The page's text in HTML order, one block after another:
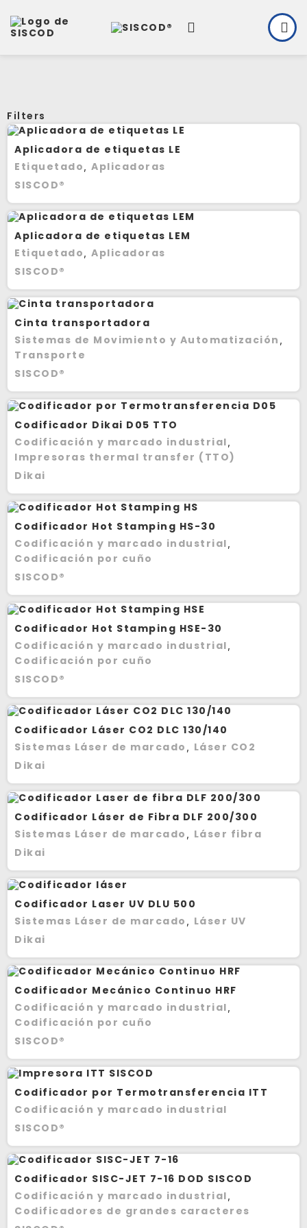
Filters
Aplicadora de etiquetas LE
Etiquetado
Aplicadoras
SISCOD®
Aplicadora de etiquetas LEM
Etiquetado
Aplicadoras
SISCOD®
Cinta transportadora
Sistemas de Movimiento y Automatización
Transporte
SISCOD®
Codificador Dikai D05 TTO
Codificación y marcado industrial
Impresoras thermal transfer (TTO)
Dikai
Codificador Hot Stamping HS-30
Codificación y marcado industrial
Codificación por cuño
SISCOD®
Codificador Hot Stamping HSE-30
Codificación y marcado industrial
Codificación por cuño
SISCOD®
Codificador Láser CO2 DLC 130/140
Sistemas Láser de marcado
Láser CO2
Dikai
Codificador Láser de Fibra DLF 200/300
Sistemas Láser de marcado
Láser fibra
Dikai
Codificador Laser UV DLU 500
Sistemas Láser de marcado
Láser UV
Dikai
Codificador Mecánico Continuo HRF
Codificación y marcado industrial
Codificación por cuño
SISCOD®
Codificador por Termotransferencia ITT
Codificación y marcado industrial
SISCOD®
Codificador SISC-JET 7-16 DOD SISCOD
Codificación y marcado industrial
Codificadores de grandes caracteres